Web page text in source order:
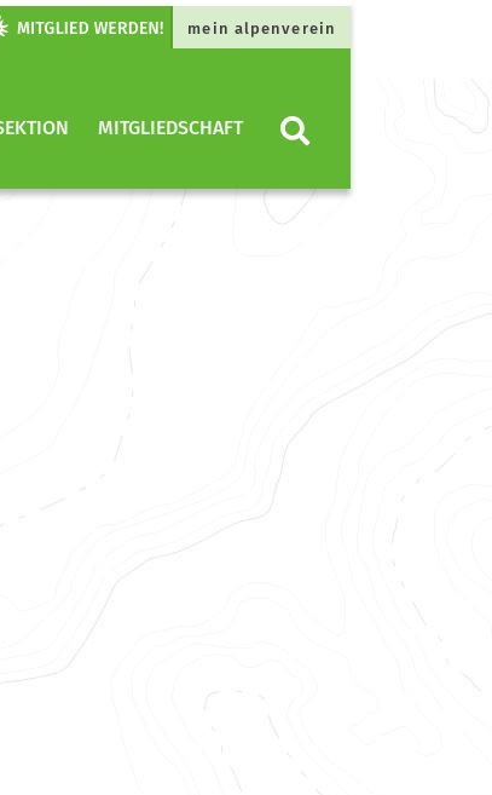
mein alpenverein
MITGLIEDSCHAFT